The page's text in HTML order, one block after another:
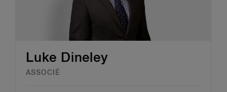
Luke Dineley
ASSOCIÉ